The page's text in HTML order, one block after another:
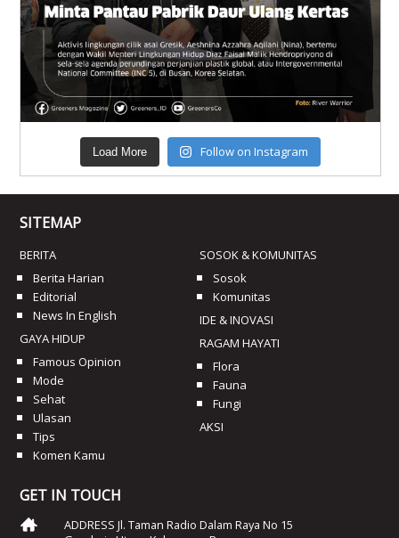
Load More Follow on Instagram
SITEMAP
BERITA
Berita Harian
Editorial
News In English
GAYA HIDUP
Famous Opinion
Mode
Sehat
Ulasan
Tips
Komen Kamu
SOSOK & KOMUNITAS
Sosok
Komunitas
IDE & INOVASI
RAGAM HAYATI
Flora
Fauna
Fungi
AKSI
GET IN TOUCH
ADDRESS Jl. Taman Radio Dalam Raya No 15